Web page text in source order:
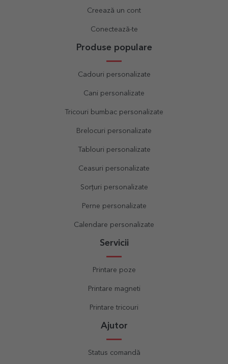
Creează un cont
Conectează-te
Produse populare
Cadouri personalizate
Cani personalizate
Tricouri bumbac personalizate
Brelocuri personalizate
Tablouri personalizate
Ceasuri personalizate
Sorțuri personalizate
Perne personalizate
Calendare personalizate
Servicii
Printare poze
Printare magneti
Printare tricouri
Ajutor
Status comandă